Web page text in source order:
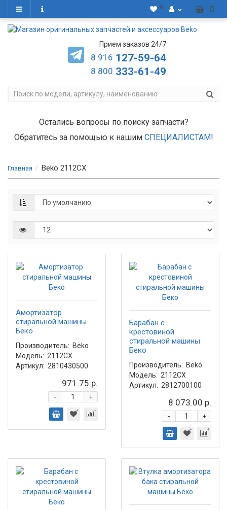
: 0
0
Прием заказов 24/7
8 916 127-59-64
8 800 333-61-49
Остались вопросы по поиску запчасти?
Обратитесь за помощью к нашим СПЕЦИАЛИСТАМ!
Главная Beko 2112CX
Амортизатор
стиральной машины
Беко
Производитель: Beko
Модель: 2112CX
Артикул: 2810430500
971.75 р.
+
-
Барабан с
крестовиной
стиральной машины
Беко
Производитель: Beko
Модель: 2112CX
Артикул: 2812700100
8 073.00 р.
+
-